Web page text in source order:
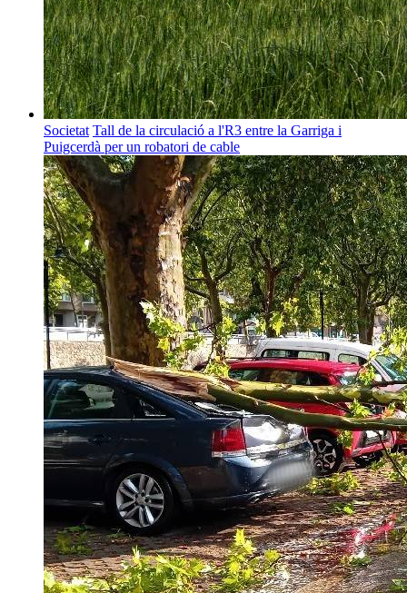
Societat Tall de la circulació a l'R3 entre la Garriga i
Puigcerdà per un robatori de cable